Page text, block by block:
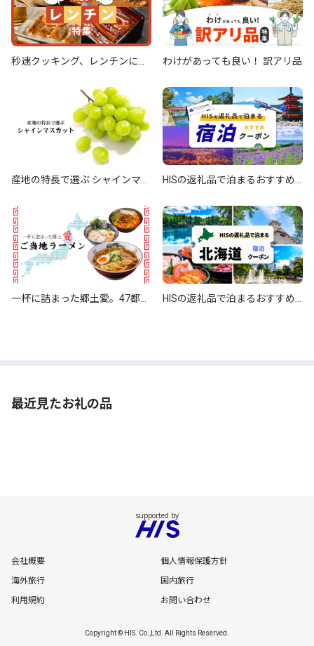
秒速クッキング、レンチンにお
わけがあっても良い！ 訳アリ品
産地の特長で選ぶ シャインマス
HISの返礼品で泊まるおすすめ
一杯に詰まった郷土愛。47都道
HISの返礼品で泊まるおすすめ
最近見たお礼の品
会社概要
個人情報保護方針
海外旅行
国内旅行
利用規約
お問い合わせ
Copyright © HIS. Co.,Ltd. All Rights Reserved.